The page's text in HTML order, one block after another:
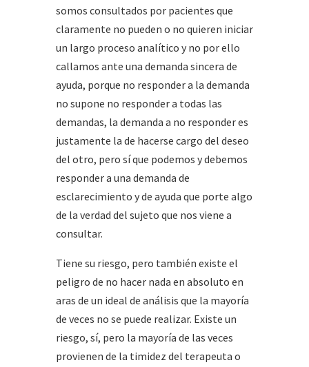
somos consultados por pacientes que
claramente no pueden o no quieren iniciar
un largo proceso analítico y no por ello
callamos ante una demanda sincera de
ayuda, porque no responder a la demanda
no supone no responder a todas las
demandas, la demanda a no responder es
justamente la de hacerse cargo del deseo
del otro, pero sí que podemos y debemos
responder a una demanda de
esclarecimiento y de ayuda que porte algo
de la verdad del sujeto que nos viene a
consultar.
Tiene su riesgo, pero también existe el
peligro de no hacer nada en absoluto en
aras de un ideal de análisis que la mayoría
de veces no se puede realizar. Existe un
riesgo, sí, pero la mayoría de las veces
provienen de la timidez del terapeuta o